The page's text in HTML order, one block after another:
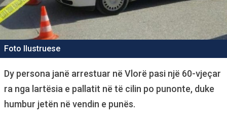
Foto Ilustruese
Dy persona janë arrestuar në Vlorë pasi një 60-vjeçar
ra nga lartësia e pallatit në të cilin po punonte, duke
humbur jetën në vendin e punës.